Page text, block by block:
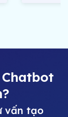
vấn tạo